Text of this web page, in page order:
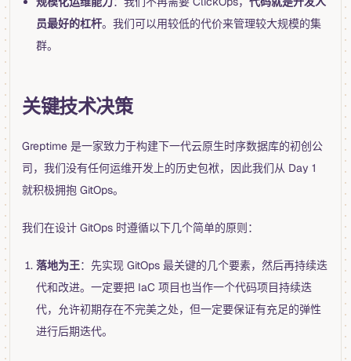
员最好的杠杆。我们可以用较低的代价来管理较大规模的集
群。
关键技术决策
Greptime 是一家致力于构建下一代云原生时序数据库的初创公
司，我们没有任何运维开发上的历史包袱，因此我们从 Day 1
就积极拥抱 GitOps。
我们在设计 GitOps 时遵循以下几个简单的原则：
落地为王：先实现 GitOps 最关键的几个要素，然后再持续迭
代和改进。一定要把 IaC 项目也当作一个代码项目持续迭
代，允许初期存在不完美之处，但一定要保证有充足的弹性
进行后期迭代。